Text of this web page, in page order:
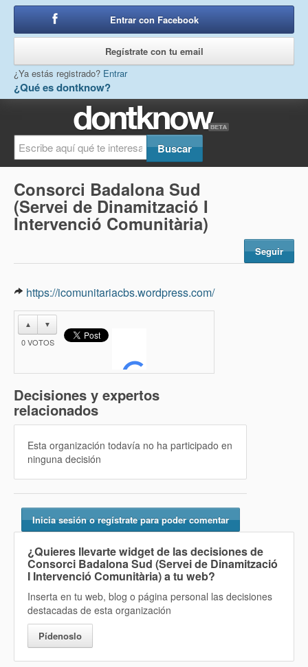
¿Qué es dontknow?
Entrar con Facebook
Regístrate con tu email
¿Ya estás registrado? Entrar
Consorci Badalona Sud
(Servei de Dinamització I
Intervenció Comunitària)
Seguir
https://icomunitariacbs.wordpress.com/
▲ ▼
0VOTOS
Decisiones y expertos
relacionados
Esta organización todavía no ha participado en
ninguna decisión
Inicia sesión o regístrate para poder comentar
¿Quieres llevarte widget de las decisiones de
Consorci Badalona Sud (Servei de Dinamització
I Intervenció Comunitària) a tu web?
Inserta en tu web, blog o página personal las decisiones
destacadas de esta organización
Pídenoslo